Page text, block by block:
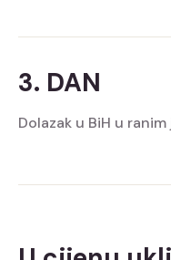
3. DAN
Dolazak u BiH u